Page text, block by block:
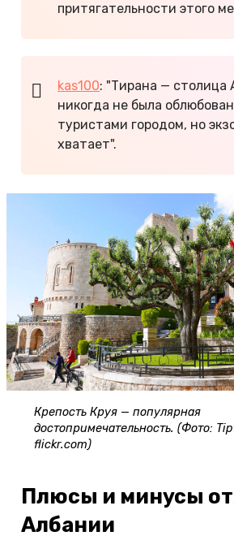
притягательности этого
kas100: "Тирана — столица
никогда не была
туристами городом, но
хватает".
Крепость Круя — популярная
достопримечательность. (Фото:
flickr.com)
Плюсы и минусы
Албании